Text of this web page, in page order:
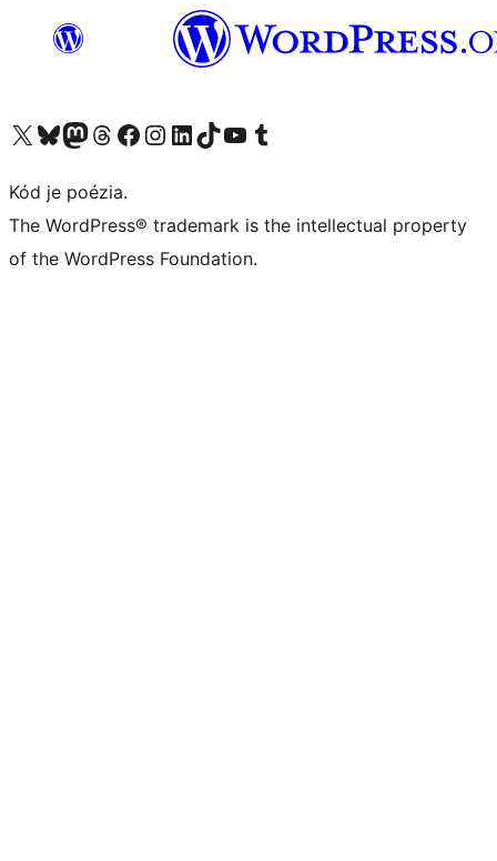
Navštívte náš účet na X (predtým Twitter)
Navštívte náš účet na platforme Bluesky
Navštívte náš účet na Mastodone
Navštívte náš účet na platforme Threads
Navštívte našu stránku na Facebooku
Navštívte náš účet Instagram
Navštívte náš účet LinkedIn
Navštívte náš účet na platforme TikTok
Navštívte náš kanál YouTube
Navštívte náš účet na platforme Tumblr
Kód je poézia.
The WordPress® trademark is the intellectual property
of the WordPress Foundation.